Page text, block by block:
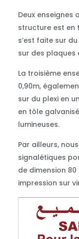
Deux enseignes
structure est en
s’est faite sur
sur des plaques
La troisième
0,90m,
sur du plexi en
en tôle
lumineuses.
Par ailleurs,
signalétiques
de dimension 80
impression sur